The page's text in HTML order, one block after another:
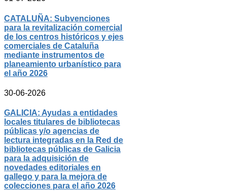
CATALUÑA: Subvenciones
para la revitalización comercial
de los centros históricos y ejes
comerciales de Cataluña
mediante instrumentos de
planeamiento urbanístico para
el año 2026
30-06-2026
GALICIA: Ayudas a entidades
locales titulares de bibliotecas
públicas y/o agencias de
lectura integradas en la Red de
bibliotecas públicas de Galicia
para la adquisición de
novedades editoriales en
gallego y para la mejora de
colecciones para el año 2026